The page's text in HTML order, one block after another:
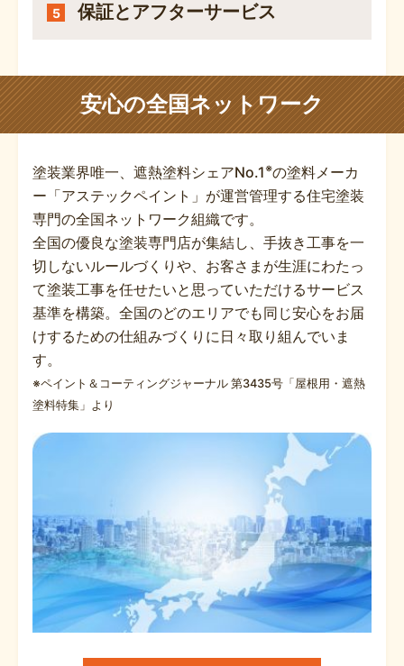
5 保証とアフターサービス
安心の全国ネットワーク
塗装業界唯一、遮熱塗料シェアNo.1 ※の塗料メーカ
ー「アステックペイント」が運営管理する住宅塗装
専門の全国ネットワーク組織です。
全国の優良な塗装専門店が集結し、手抜き工事を一
切しないルールづくりや、お客さまが生涯にわたっ
て塗装工事を任せたいと思っていただけるサービス
基準を構築。全国のどのエリアでも同じ安心をお届
けするための仕組みづくりに日々取り組んでいま
す。
※ペイント＆コーティングジャーナル 第3435号「屋根用・遮熱
塗料特集」より